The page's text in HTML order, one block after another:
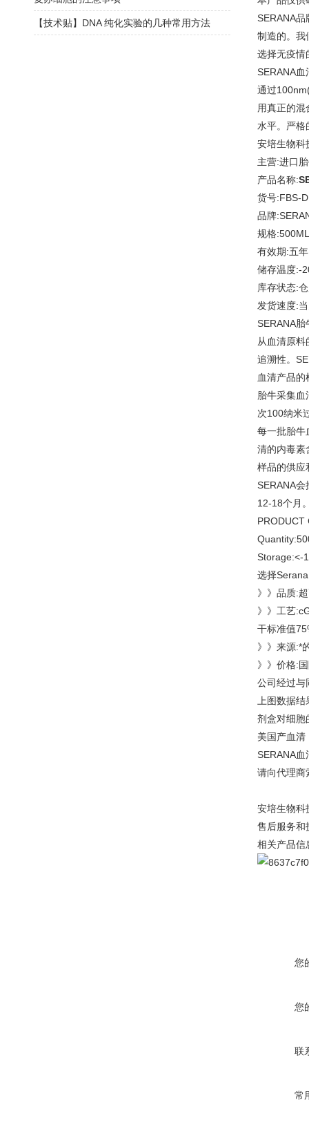
SERANA
制造的。我
选择无疫情
SERANA
通过
用真正的
水平。严格
安培生物科
主营:进口
产品名称:
货号:FBS-
品牌
规格:500ML
有效期:五年
储存温度:-
库存状态:
发货速度:
SERANA
从血清原
追溯性。
血清产品的
胎牛采集
次100纳米
每一批胎牛
清的内毒素
样品的供应
SERANA
12-18个月
PRODUCT
Storage:<-
选择
》》品质:
》》工艺
干标准值
》》来源:*
》》价格:
公司经过与
上图数据
剂盒对细胞
美国产血清
SERANA血
请向代理商
安培生物科
售后服务和
相关产品信
您
您
联
常
【技术贴】DNA 纯化实验的几种常用方法